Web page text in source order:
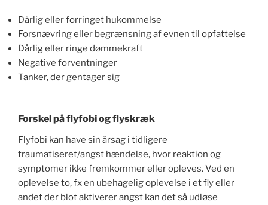
Dårlig eller forringet hukommelse
Forsnævring eller begrænsning af evnen til opfattelse
Dårlig eller ringe dømmekraft
Negative forventninger
Tanker, der gentager sig
Forskel på flyfobi og flyskræk
Flyfobi kan have sin årsag i tidligere
traumatiseret/angst hændelse, hvor reaktion og
symptomer ikke fremkommer eller opleves. Ved en
oplevelse to, fx en ubehagelig oplevelse i et fly eller
andet der blot aktiverer angst kan det så udløse